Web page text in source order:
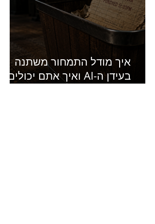
איך מודל התמחור משתנה
בעידן ה-AI ואיך אתם יכולים